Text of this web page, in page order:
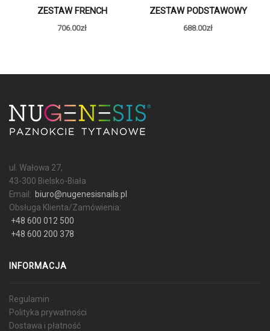
ZESTAW FRENCH
706.00zł
ZESTAW PODSTAWOWY
688.00zł
ul. Wałowa 27,
43-300 Bielsko-Biała
Email: biuro@nugenesisnails.pl
Obsługa Klienta/Zamówienia:
+48 600 012 500
+48 600 200 378
INFORMACJA
Regulamin
Polityka prywatności
Dostawa i płatność